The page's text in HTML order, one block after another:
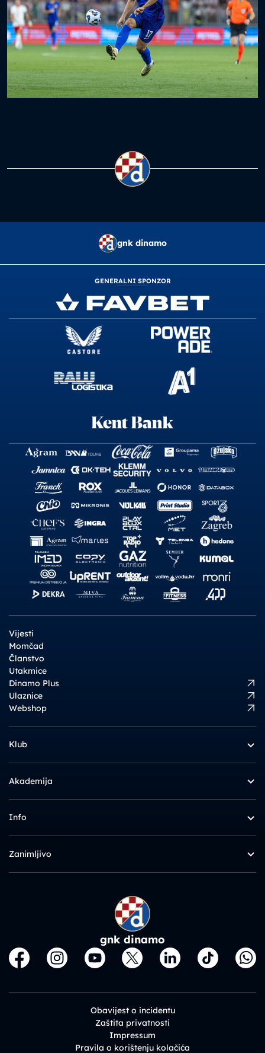
gnk dinamo
GENERALNI SPONZOR
Vijesti
Momčad
Članstvo
Utakmice
Dinamo Plus
Ulaznice
Webshop
Klub
Akademija
Info
Zanimljivo
gnk dinamo
Obavijest o incidentu
Zaštita privatnosti
Impressum
Pravila o korištenju kolačića